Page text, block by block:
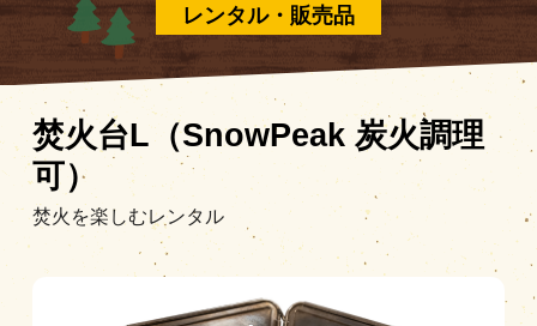
泊まる
楽しむ
ご予約の前に
レンタル・販売品
焚火台L（SnowPeak 炭火調理
可）
焚火を楽しむレンタル